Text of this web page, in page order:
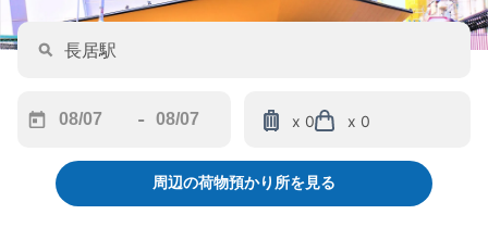
forward
interact
-
backward
to
interact
x 0 x 0
周辺の荷物預かり所を見る